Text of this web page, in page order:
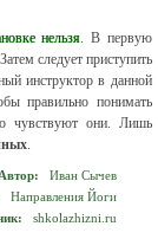
нельзя. В первую
следует приступить
инструктор в данной
правильно понимать
чувствуют они. Лишь
.
Автор: Иван Сычев
Направления Йоги
shkolazhizni.ru